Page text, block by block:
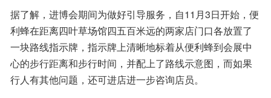
据了解，进博会期间为做好引导服务，自11月3日开始，便
利蜂在距离四叶草场馆四五百米远的两家店门口各放置了
一块路线指示牌，指示牌上清晰地标着从便利蜂到会展中
心的步行距离和步行时间，并配上了路线示意图，而如果
行人有其他问题，还可进店进一步咨询店员。